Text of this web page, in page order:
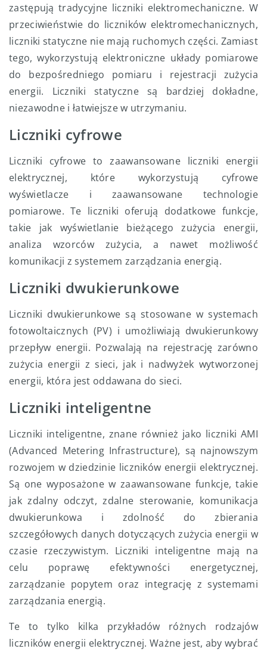
zastępują tradycyjne liczniki elektromechaniczne. W
przeciwieństwie do liczników elektromechanicznych,
liczniki statyczne nie mają ruchomych części. Zamiast
tego, wykorzystują elektroniczne układy pomiarowe
do bezpośredniego pomiaru i rejestracji zużycia
energii. Liczniki statyczne są bardziej dokładne,
niezawodne i łatwiejsze w utrzymaniu.
Liczniki cyfrowe
Liczniki cyfrowe to zaawansowane liczniki energii
elektrycznej, które wykorzystują cyfrowe
wyświetlacze i zaawansowane technologie
pomiarowe. Te liczniki oferują dodatkowe funkcje,
takie jak wyświetlanie bieżącego zużycia energii,
analiza wzorców zużycia, a nawet możliwość
komunikacji z systemem zarządzania energią.
Liczniki dwukierunkowe
Liczniki dwukierunkowe są stosowane w systemach
fotowoltaicznych (PV) i umożliwiają dwukierunkowy
przepływ energii. Pozwalają na rejestrację zarówno
zużycia energii z sieci, jak i nadwyżek wytworzonej
energii, która jest oddawana do sieci.
Liczniki inteligentne
Liczniki inteligentne, znane również jako liczniki AMI
(Advanced Metering Infrastructure), są najnowszym
rozwojem w dziedzinie liczników energii elektrycznej.
Są one wyposażone w zaawansowane funkcje, takie
jak zdalny odczyt, zdalne sterowanie, komunikacja
dwukierunkowa i zdolność do zbierania
szczegółowych danych dotyczących zużycia energii w
czasie rzeczywistym. Liczniki inteligentne mają na
celu poprawę efektywności energetycznej,
zarządzanie popytem oraz integrację z systemami
zarządzania energią.
Te to tylko kilka przykładów różnych rodzajów
liczników energii elektrycznej. Ważne jest, aby wybrać